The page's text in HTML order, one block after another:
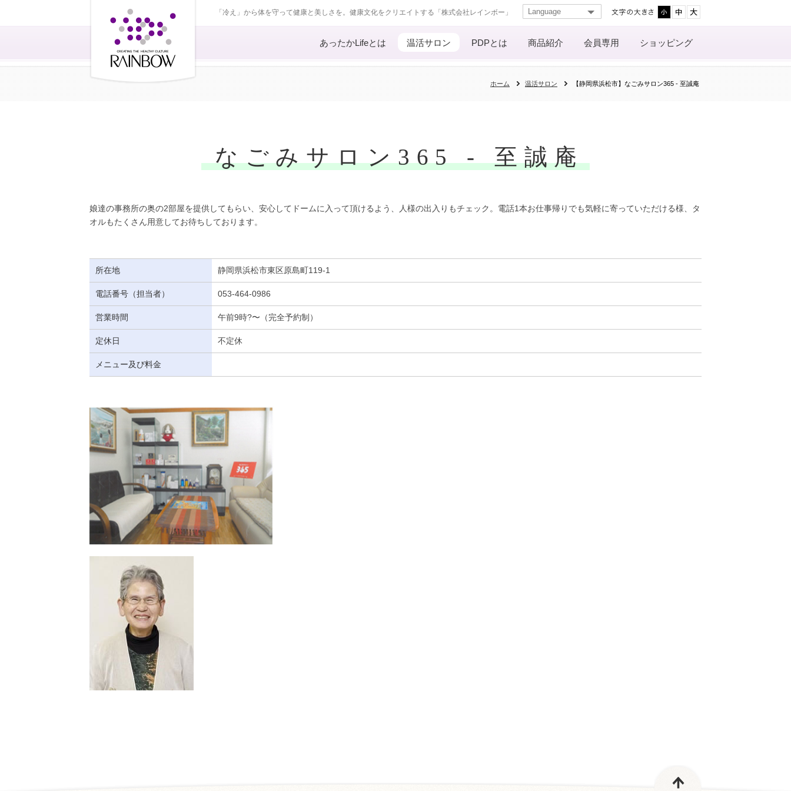
「冷え」から体を守って健康と美しさを。健康文化をクリエイトする「株式会社レインボー」
あったかLifeとは 温活サロン PDPとは 商品紹介 会員専用 ショッピング
ホーム 温活サロン 【静岡県浜松市】なごみサロン365 - 至誠庵
なごみサロン365 - 至誠庵
娘達の事務所の奥の2部屋を提供してもらい、安心してドームに入って頂けるよう、人様の出入りもチェック。電話1本お仕事帰りでも気軽に寄っていただける様、タ
オルもたくさん用意してお待ちしております。
所在地 静岡県浜松市東区原島町119-1
電話番号（担当者） 053-464-0986
営業時間 午前9時?〜（完全予約制）
定休日 不定休
メニュー及び料金